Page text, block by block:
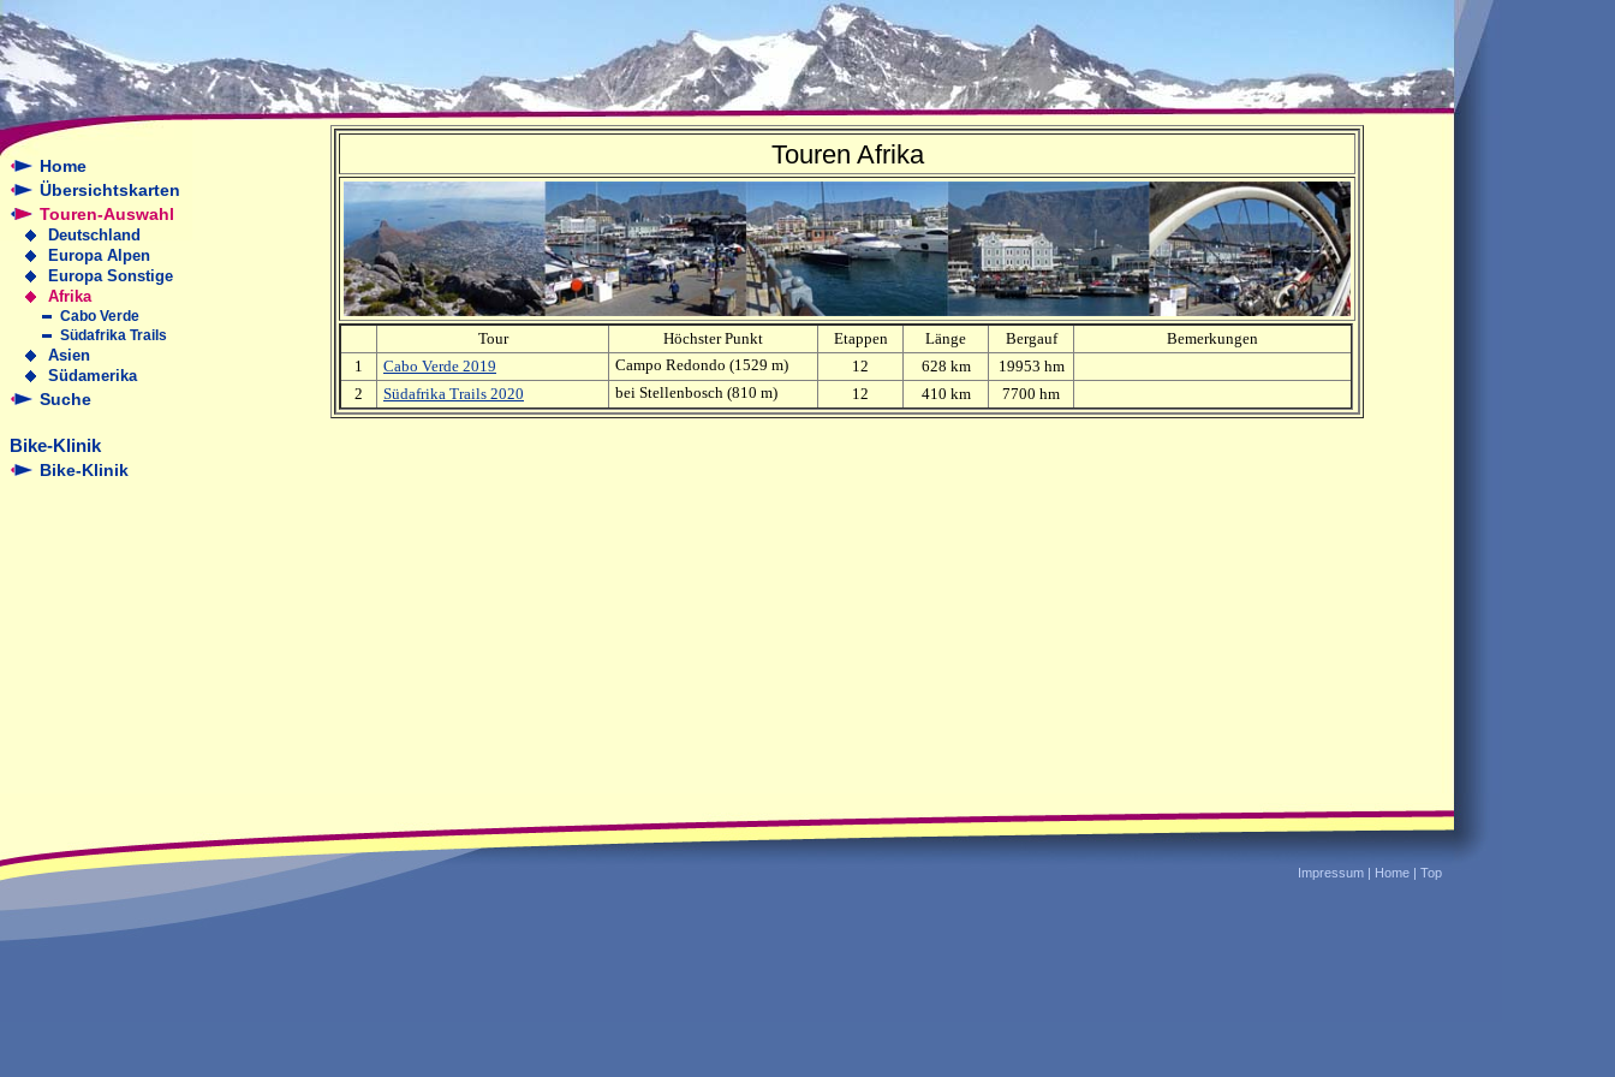
Home
Übersichtskarten
Touren-Auswahl
Deutschland
Europa Alpen
Europa Sonstige
Afrika
Cabo Verde
Südafrika Trails
Asien
Südamerika
Suche
Bike-Klinik
Bike-Klinik
Touren Afrika
Tour Höchster Punkt Etappen Länge Bergauf
Bemerkungen
1
Cabo Verde 2019 Campo Redondo (1529 m) 12 628 km
19953 hm
2
Südafrika Trails 2020 bei Stellenbosch (810 m) 12 410 km 7700 hm
Impressum | Home | Top